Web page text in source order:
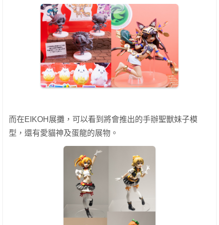
而在EIKOH展攤，可以看到將會推出的手辦聖獸妹子模
型，還有愛貓神及蛋龍的展物。